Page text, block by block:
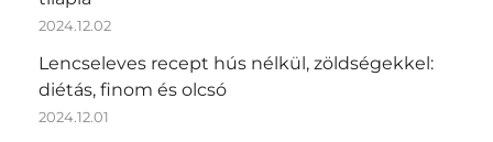
2024.12.02
Lencseleves recept hús nélkül, zöldségekkel:
diétás, finom és olcsó
2024.12.01